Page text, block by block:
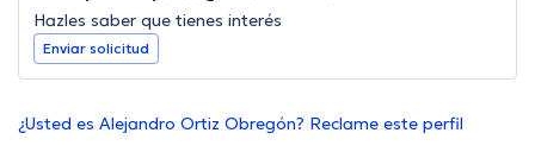
Hazles saber que tienes interés
Enviar solicitud
¿Usted es Alejandro Ortiz Obregón? Reclame este perfil